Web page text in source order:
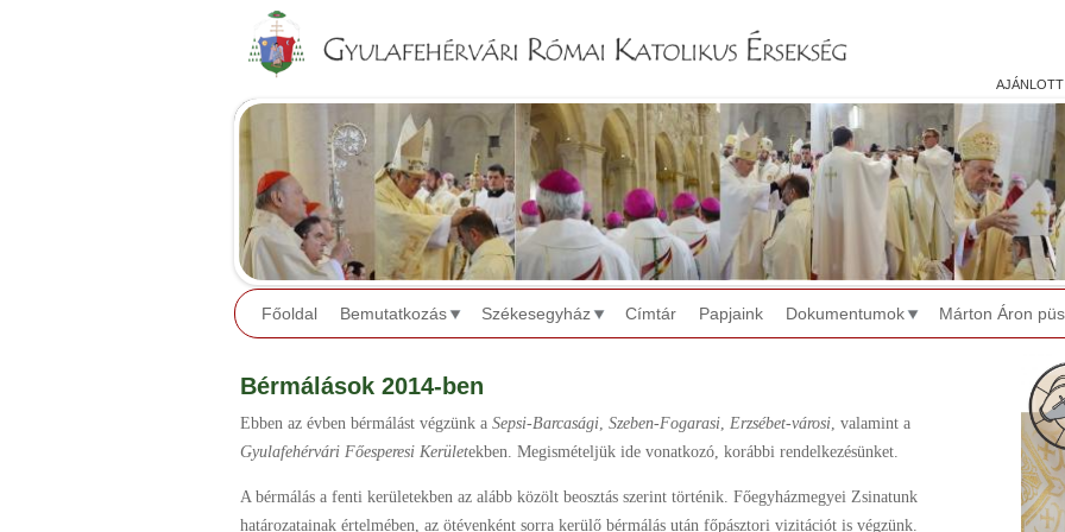
ajánlott
Főoldal Bemutatkozás Székesegyház Címtár Papjaink Dokumentumok Márton Áron
Bérmálások 2014-ben
Ebben az évben bérmálást végzünk a Sepsi-Barcasági, Szeben-Fogarasi, Erzsébet-városi, valamint a
Gyulafehérvári Főesperesi Kerületekben. Megismételjük ide vonatkozó, korábbi rendelkezésünket.
A bérmálás a fenti kerületekben az alább közölt beosztás szerint történik. Főegyházmegyei Zsinatunk
határozatainak értelmében, az ötévenként sorra kerülő bérmálás után főpásztori vizitációt is végzünk.